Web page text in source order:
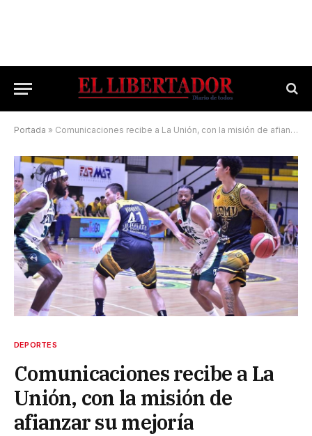
Portada » Comunicaciones recibe a La Unión, con la misión de afianzar su mejoría
DEPORTES
Comunicaciones recibe a La
Unión, con la misión de
afianzar su mejoría